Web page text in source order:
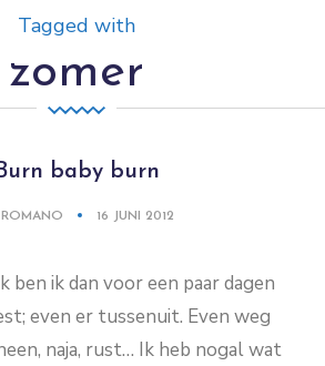
Tagged with
zomer
baby burn
ROMANO 16 JUNI 2012
ben ik dan voor een paar dagen
even er tussenuit. Even weg
naja, rust… Ik heb nogal wat